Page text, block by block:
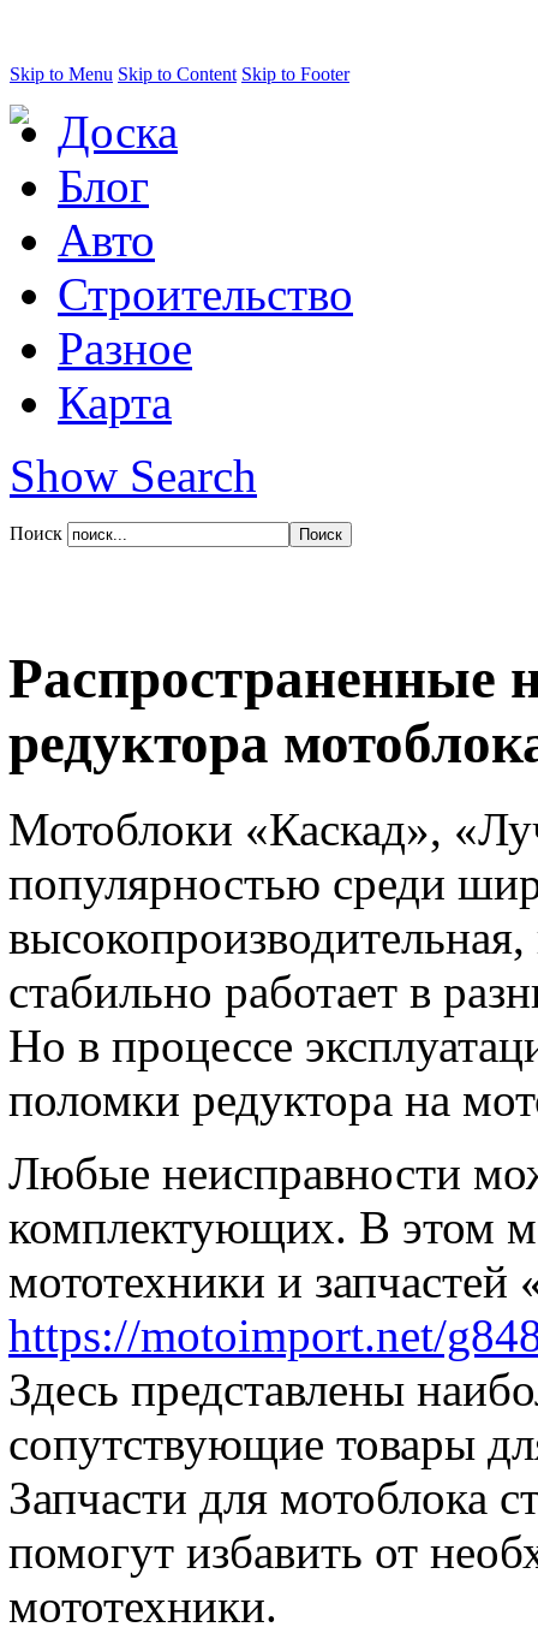
Skip to Menu Skip to Content Skip to Footer
Доска
Блог
Авто
Строительство
Разное
Карта
Show Search
Поиск
Распространенные
редуктора
Мотоблоки «Каскад»,
популярностью среди
стабильно работает в
Но в процессе
поломки редуктора на
Любые неисправности
комплектующих. В этом
мототехники и
https://motoimport.net/
Здесь представлены
сопутствующие товары
Запчасти для мотоблока
помогут избавить от
мототехники.